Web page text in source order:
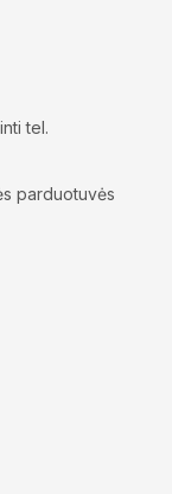
tel.
parduotuvės